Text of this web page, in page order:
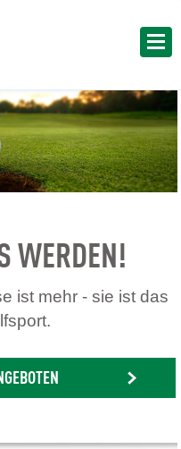
WERDEN!
ist mehr - sie ist das